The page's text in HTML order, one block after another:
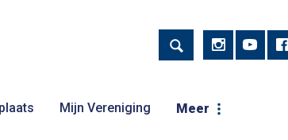
Mijn Vereniging Meer